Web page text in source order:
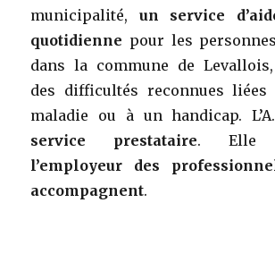
municipalité, un service
quotidienne pour les
dans la commune de
des difficultés reconnues liées
maladie ou à un handicap.
service prestataire. Elle
l’employeur des
accompagnent.